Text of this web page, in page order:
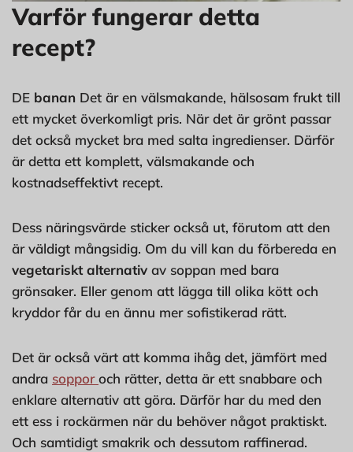
Varför fungerar detta
recept?
DE banan Det är en välsmakande, hälsosam frukt till
ett mycket överkomligt pris. När det är grönt passar
det också mycket bra med salta ingredienser. Därför
är detta ett komplett, välsmakande och
kostnadseffektivt recept.
Dess näringsvärde sticker också ut, förutom att den
är väldigt mångsidig. Om du vill kan du förbereda en
vegetariskt alternativ av soppan med bara
grönsaker. Eller genom att lägga till olika kött och
kryddor får du en ännu mer sofistikerad rätt.
Det är också värt att komma ihåg det, jämfört med
andra sopporoch rätter, detta är ett snabbare och
enklare alternativ att göra. Därför har du med den
ett ess i rockärmen när du behöver något praktiskt.
Och samtidigt smakrik och dessutom raffinerad.